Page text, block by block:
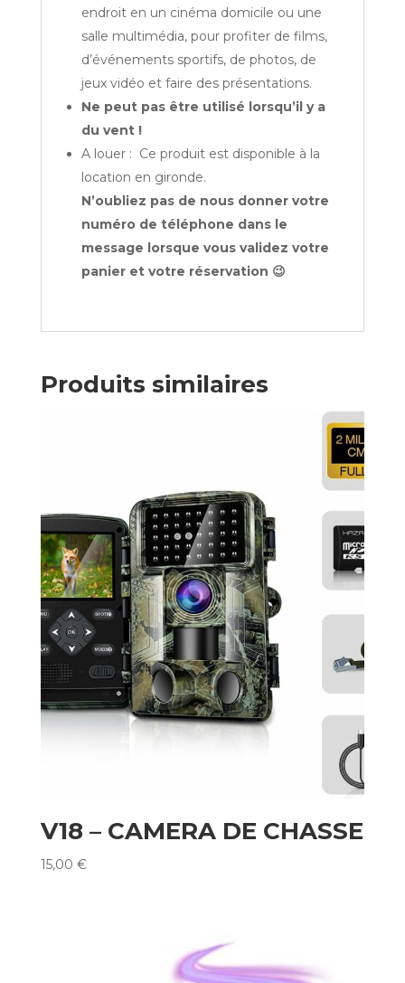
endroit en un cinéma domicile ou une
salle multimédia, pour profiter de films,
d’événements sportifs, de photos, de
jeux vidéo et faire des présentations.
Ne peut pas être utilisé lorsqu’il y a
du vent !
A louer : Ce produit est disponible à la
location en gironde.
N’oubliez pas de nous donner votre
numéro de téléphone dans le
message lorsque vous validez votre
panier et votre réservation 😉
Produits similaires
V18 – CAMERA DE CHASSE
15,00 €